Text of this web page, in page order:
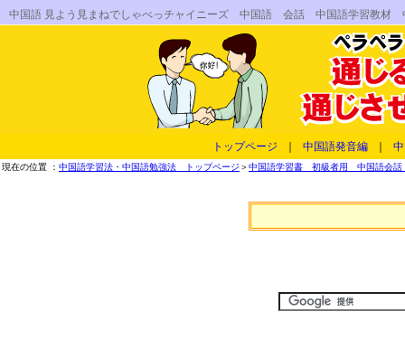
中国語 見よう見まねでしゃべっチャイニーズ 中国語 会話 中国語学習教
トップページ 中国語発音編
現在の位置 ： 中国語学習法・中国語勉強法 トップページ ＞中国語学習書 初級者用 中国語会話